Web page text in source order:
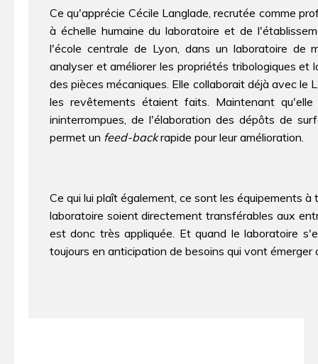
Ce qu'apprécie Cécile Langlade, recrutée comme
à échelle humaine du laboratoire et de
l'école centrale de Lyon, dans un laboratoire de
analyser et améliorer les propriétés tribologiques
des pièces mécaniques. Elle collaborait déjà avec
les revêtements étaient faits. Maintenant
ininterrompues, de l'élaboration des dépôts de
permet un feed-backrapide pour leur amélioration.
Ce qui lui plaît également, ce sont les équipements
laboratoire soient directement transférables aux
est donc très appliquée. Et quand le laboratoire
toujours en anticipation de besoins qui vont émerger